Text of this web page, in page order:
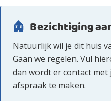
Bezichtiging
Natuurlijk wil je dit huis
Gaan we regelen. Vul
dan wordt er contact
afspraak te maken.